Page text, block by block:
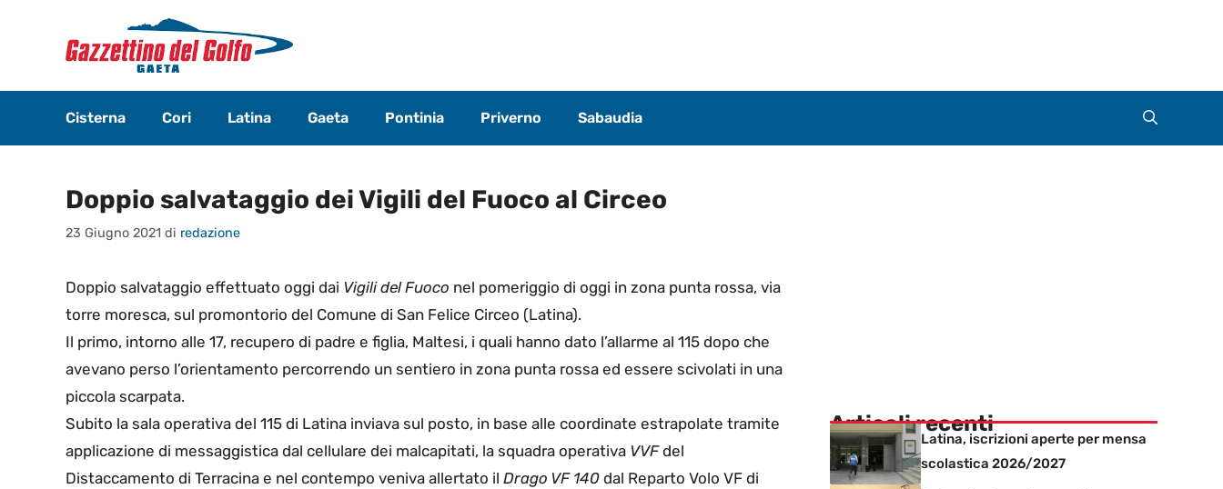
contenuto
Cisterna Cori Latina Gaeta Pontinia Priverno Sabaudia
Doppio salvataggio dei Vigili del Fuoco al Circeo
23 Giugno 2021 di redazione
Doppio salvataggio effettuato oggi dai Vigili del Fuoco nel pomeriggio di oggi in zona punta rossa, via
torre moresca, sul promontorio del Comune di San Felice Circeo (Latina).
Il primo, intorno alle 17, recupero di padre e figlia, Maltesi, i quali hanno dato l’allarme al 115 dopo che
avevano perso l’orientamento percorrendo un sentiero in zona punta rossa ed essere scivolati in una
piccola scarpata.
Subito la sala operativa del 115 di Latina inviava sul posto, in base alle coordinate estrapolate tramite
applicazione di messaggistica dal cellulare dei malcapitati, la squadra operativa VVFdel
Distaccamento di Terracina e nel contempo veniva allertato il Drago VF 140 dal Reparto Volo VF di
Articoli recenti
Latina, iscrizioni aperte per mensa
scolastica 2026/2027